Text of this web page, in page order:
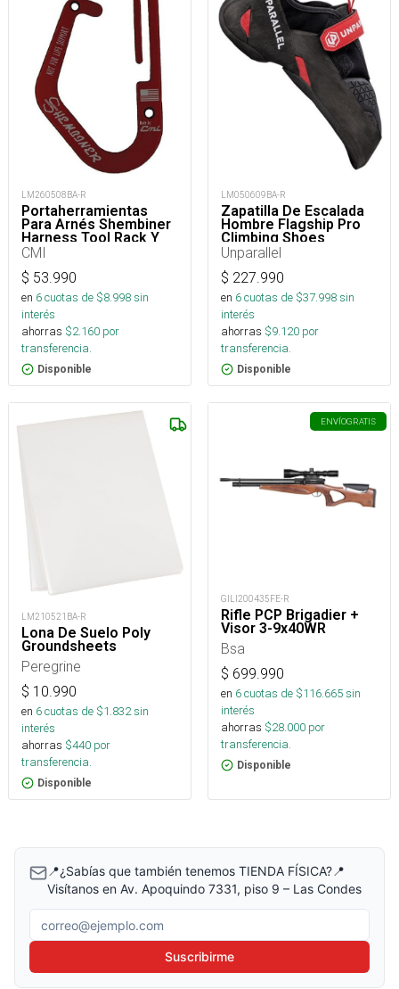
LM260508BA-R
Portaherramientas
Para Arnés Shembiner
Harness Tool Rack Y
Arborismo
CMI
$ 53.990
en 6cuotas de $8.998sin
interés
ahorras $2.160 por
transferencia.
Disponible
LM050609BA-R
Zapatilla De Escalada
Hombre Flagship Pro
Climbing Shoes
Unparallel
$ 227.990
en 6cuotas de $37.998sin
interés
ahorras $9.120 por
transferencia.
Disponible
LM210521BA-R
Lona De Suelo Poly
Groundsheets
Peregrine
$ 10.990
en 6cuotas de $1.832sin
interés
ahorras $440 por
transferencia.
Disponible
ENVÍOGRATIS
GILI200435FE-R
Rifle PCP Brigadier +
Visor 3-9x40WR
Bsa
$ 699.990
en 6cuotas de $116.665sin
interés
ahorras $28.000 por
transferencia.
Disponible
📍¿Sabías que también tenemos TIENDA FÍSICA?📍
Visítanos en Av. Apoquindo 7331, piso 9 – Las Condes
Correo electrónico
Suscribirme